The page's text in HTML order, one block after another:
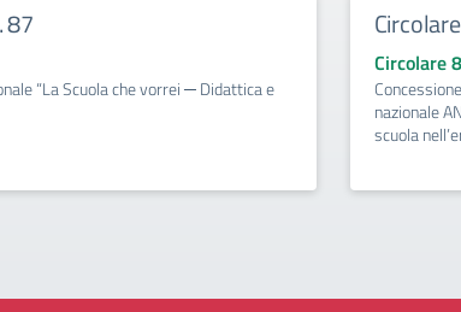
87
“La Scuola che vorrei ─ Didattica e
Circolare
nazionale
scuola